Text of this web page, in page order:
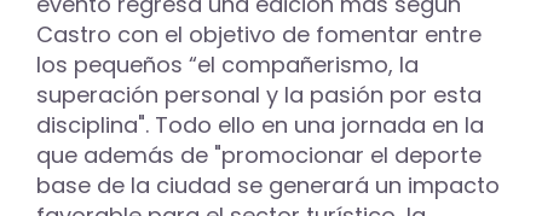
Castro con el objetivo de fomentar entre
los pequeños “el compañerismo, la
superación personal y la pasión por esta
disciplina". Todo ello en una jornada en la
que además de "promocionar el deporte
base de la ciudad se generará un impacto